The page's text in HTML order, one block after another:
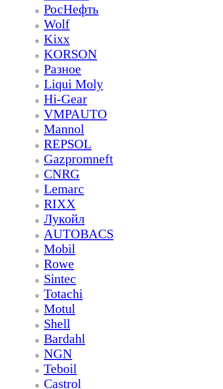
РосНефть
Wolf
Kixx
KORSON
Разное
Liqui Moly
Hi-Gear
VMPAUTO
Mannol
REPSOL
Gazpromneft
CNRG
Lemarc
RIXX
Лукойл
AUTOBACS
Mobil
Rowe
Sintec
Totachi
Motul
Shell
Bardahl
NGN
Teboil
Castrol